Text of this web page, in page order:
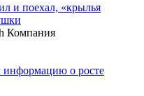
и поехал, «крылья
Компания
информацию о росте